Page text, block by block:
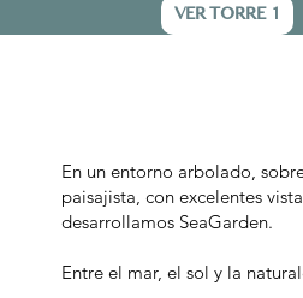
VER TORRE 1
En un entorno arbolado,
paisajista, con excelentes
desarrollamos SeaGarden.
Entre el mar, el sol y la